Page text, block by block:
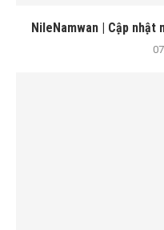
NileNamwan | Cập nhật